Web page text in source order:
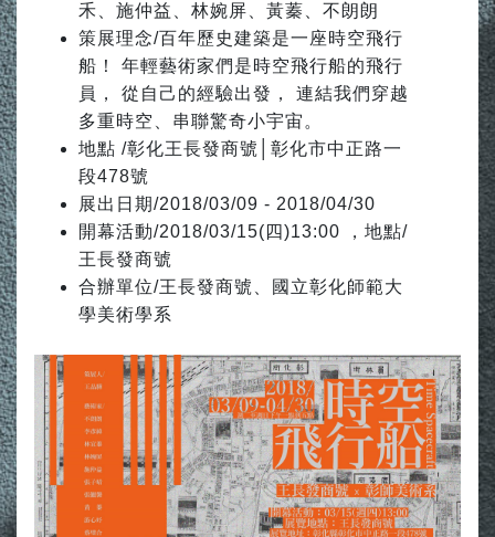
禾、施仲益、林婉屏、黃蓁、不朗朗
策展理念/百年歷史建築是一座時空飛行
船！ 年輕藝術家們是時空飛行船的飛行
員， 從自己的經驗出發， 連結我們穿越
多重時空、串聯驚奇小宇宙。
地點 /彰化王長發商號│彰化市中正路一
段478號
展出日期/2018/03/09 - 2018/04/30
開幕活動/2018/03/15(四)13:00 ，地點/
王長發商號
合辦單位/王長發商號、國立彰化師範大
學美術學系